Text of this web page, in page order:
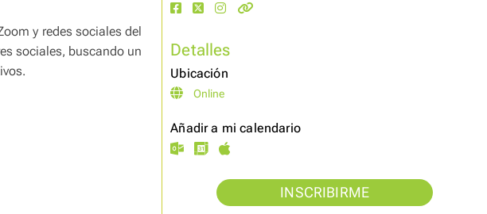
y redes sociales del
sociales, buscando un
Detalles
Ubicación
Online
Añadir a mi calendario
INSCRIBIRME